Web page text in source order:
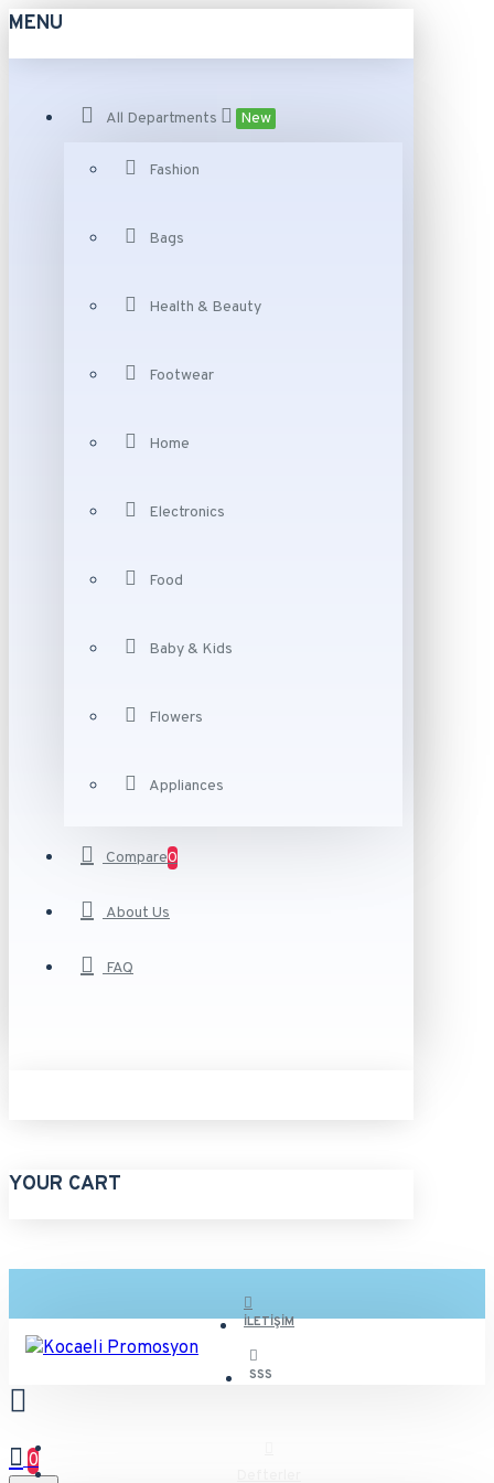
MENU
All Departments New
Fashion
Bags
Health & Beauty
Footwear
Home
Electronics
Food
Baby & Kids
Flowers
Appliances
Compare0
About Us
FAQ
YOUR CART
İLETIŞIM
SSS
0